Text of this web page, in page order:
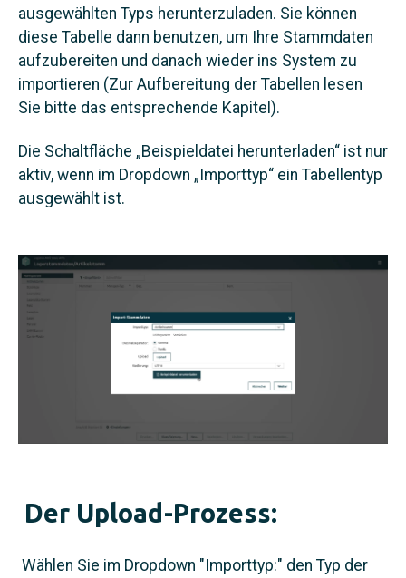
ausgewählten Typs herunterzuladen. Sie können
diese Tabelle dann benutzen, um Ihre Stammdaten
aufzubereiten und danach wieder ins System zu
importieren (Zur Aufbereitung der Tabellen lesen
Sie bitte das entsprechende Kapitel).
Die Schaltfläche „Beispieldatei herunterladen“ ist nur
aktiv, wenn im Dropdown „Importtyp“ ein Tabellentyp
ausgewählt ist.
Der Upload-Prozess:
Wählen Sie im Dropdown "Importtyp:" den Typ der